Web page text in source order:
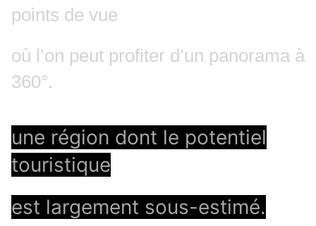
points de vue
où l’on peut profiter d’un panorama à
360°.
une région dont le potentiel
touristique
est largement sous-estimé.